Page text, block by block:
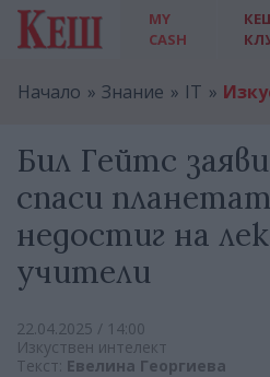
MY
CASH
Начало Знание IT
Бил Гейтс
спаси
недостиг на
учители
22.04.2025 / 14:00
Изкуствен интелект
Текст: Евелина Георгиева